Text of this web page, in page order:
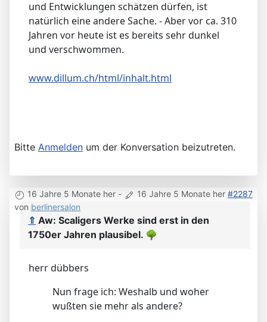
und Entwicklungen schätzen dürfen, ist
natürlich eine andere Sache. - Aber vor ca. 310
Jahren vor heute ist es bereits sehr dunkel
und verschwommen.
www.dillum.ch/html/inhalt.html
Bitte Anmelden um der Konversation beizutreten.
16 Jahre 5 Monate her - 16 Jahre 5 Monate her #2287
von berlinersalon
⇑ Aw: Scaligers Werke sind erst in den
1750er Jahren plausibel. 🌳
herr dübbers
Nun frage ich: Weshalb und woher
wußten sie mehr als andere?